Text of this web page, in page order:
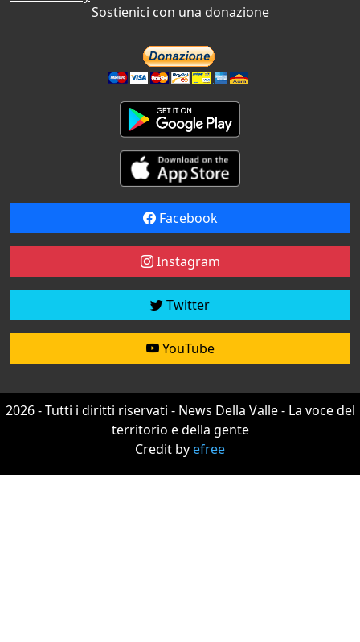
Sostienici con una donazione
Facebook
Instagram
Twitter
YouTube
2026 - Tutti i diritti riservati - News Della Valle - La voce del
territorio e della gente
Credit byefree